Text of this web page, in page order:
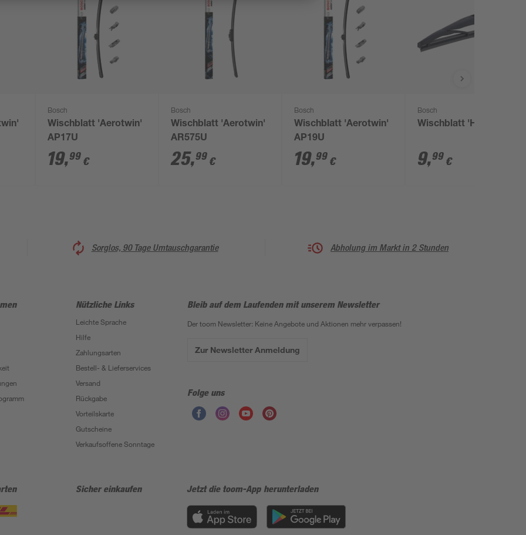
Bosch
Wischblatt 'Aerotwin'
AP17U
19,99 €
Bosch
Wischblatt 'Aerotwin'
AR575U
25,99 €
Bosch
Wischblatt 'Aerotwin'
AP19U
19,99 €
Bosch
Wischblatt 'H353'
9,99 €
Sorglos, 90 Tage Umtauschgarantie Abholung im Markt in 2 Stunden
Nützliche Links
Leichte Sprache
Hilfe
Zahlungsarten
Bestell- & Lieferservices
Versand
Rückgabe
Vorteilskarte
Gutscheine
Verkaufsoffene Sonntage
Bleib auf dem Laufenden mit unserem Newsletter
Der toom Newsletter: Keine Angebote und Aktionen mehr verpassen!
Zur Newsletter Anmeldung
Folge uns
Sicher einkaufen Jetzt die toom-App herunterladen